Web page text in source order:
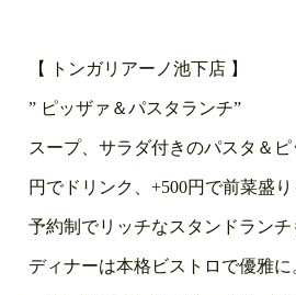
【 トンガリアーノ池下店 】
” ピッザァ＆パスタランチ”
スープ、サラダ付きのパスタ＆
円でドリンク、+500円で前菜盛り
予約制でリッチなスタンドランチ
ディナーは本格ビストロで優雅に